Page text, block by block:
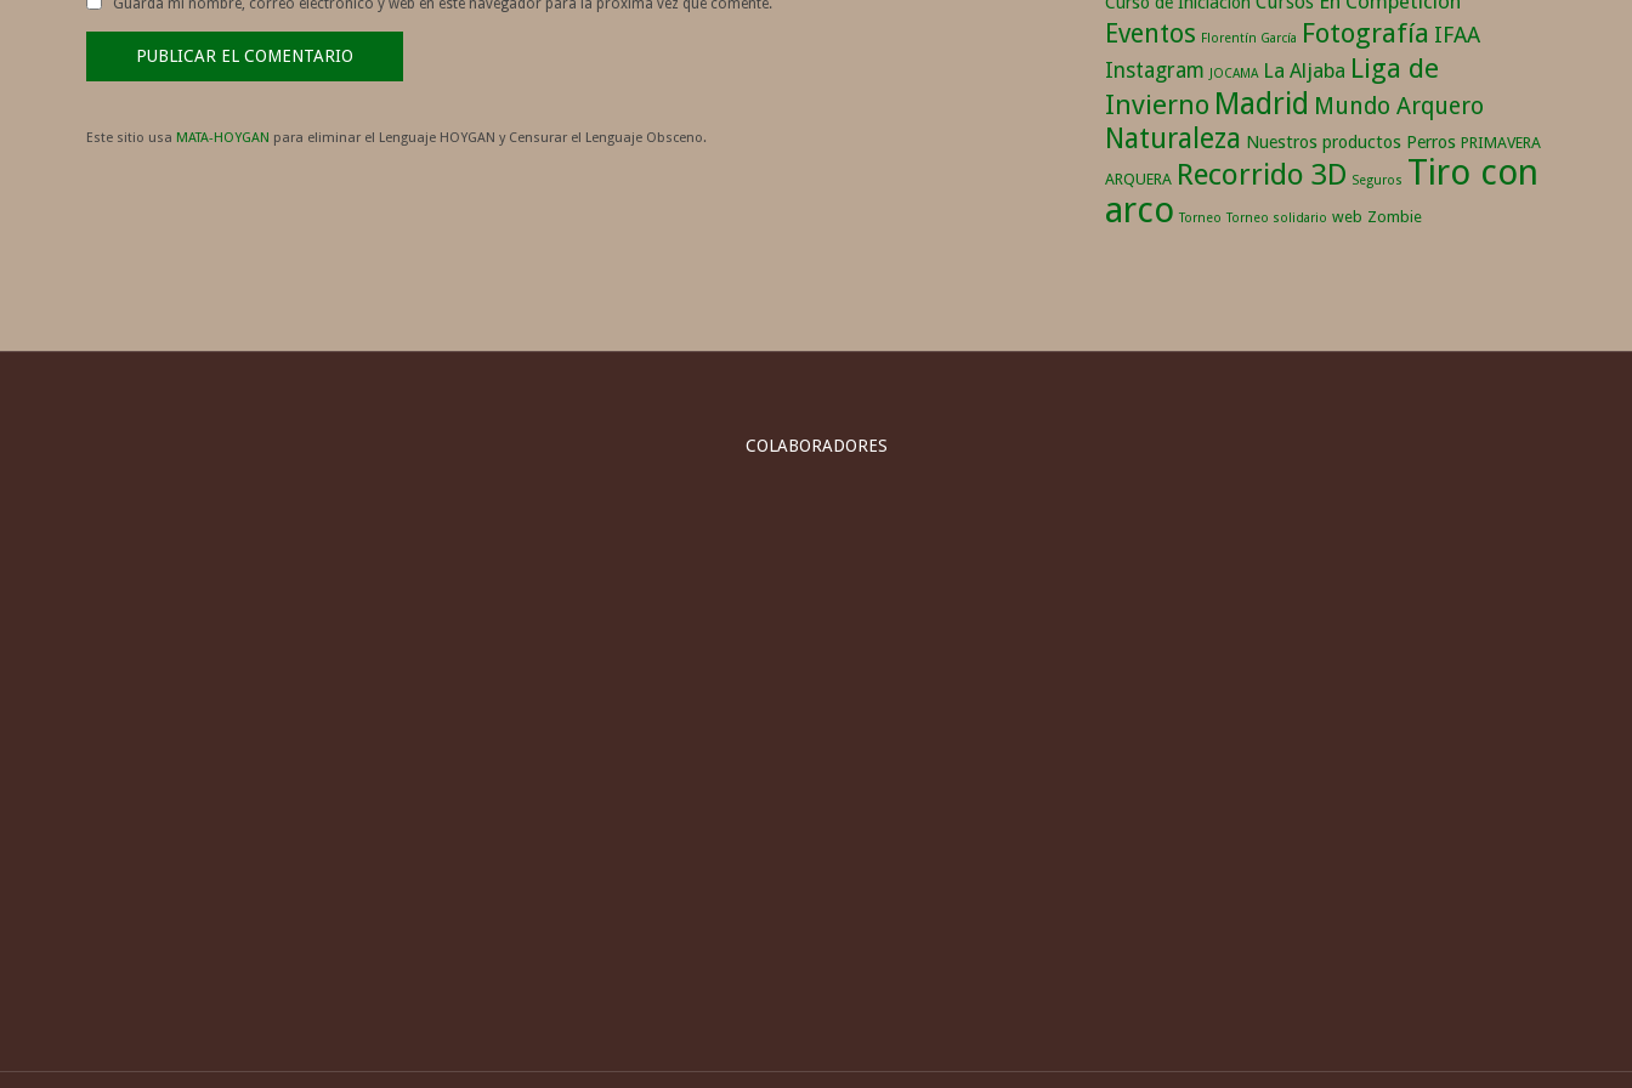
Este sitio usa MATA-HOYGAN para eliminar el Lenguaje HOYGAN y Censurar el Lenguaje Obsceno.
Eventos Florentín García Fotografía IFAA
Instagram JOCAMA La Aljaba Liga de
Invierno Madrid Mundo Arquero
Naturaleza Nuestros productos Perros PRIMAVERA
ARQUERA Recorrido 3D Seguros Tiro con
arco Torneo Torneo solidario web Zombie
COLABORADORES